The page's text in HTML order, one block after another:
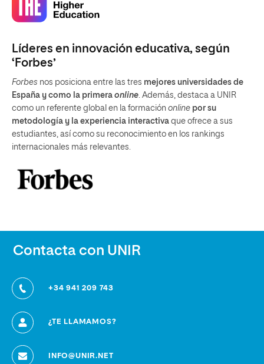
Líderes en innovación educativa, según
‘Forbes’
Forbes nos posiciona entre las tres mejores universidades de
España y como la primera online. Además, destaca a UNIR
como un referente global en la formación online por su
metodología y la experiencia interactiva que ofrece a sus
estudiantes, así como su reconocimiento en los rankings
internacionales más relevantes.
Contacta con UNIR
+34 941 209 743
¿TE LLAMAMOS?
INFO@UNIR.NET